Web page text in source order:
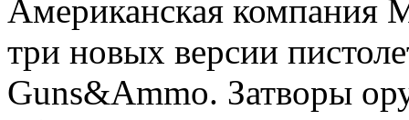
Американская компания
три новых версии
Guns&Ammo. Затворы